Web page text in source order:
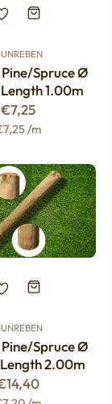
Pine/spruce Ø
1.00m
Regular
price
€7,25
/m
Pine/spruce Ø
2.00m